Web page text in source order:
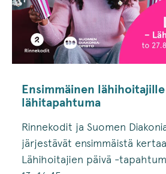
Ensimmäinen
lähitapahtuma
Rinnekodit ja Suomen
järjestävät ensimmäistä
Lähihoitajien päivä -